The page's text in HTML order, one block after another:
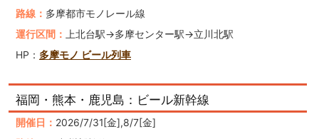
路線： 多摩都市モノレール線
運行区間：
上北台駅→多摩センター駅→立川北駅
HP： 多摩モノ ビール列車
福岡・熊本・鹿児島：ビール新幹線
開催日： 2026/7/31[金],8/7[金]